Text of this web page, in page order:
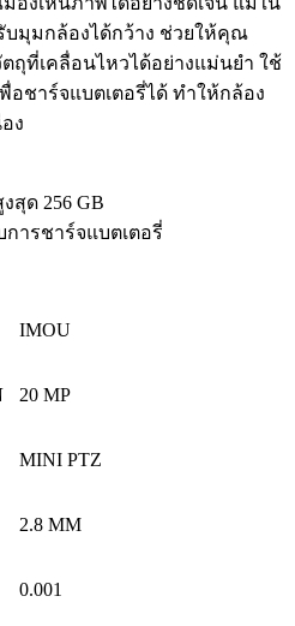
มุมกล้องได้กว้าง ช่วยให้คุณ
ถุที่เคลื่อนไหวได้อย่างแม่นยำ ใช้
อชาร์จแบตเตอรี่ได้ ทำให้กล้อง
ง
สุด 256 GB
ารชาร์จแบตเตอรี่
IMOU
20 MP
MINI PTZ
2.8 MM
0.001